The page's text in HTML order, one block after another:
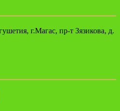
г.Магас, пр-т Зязикова, д.